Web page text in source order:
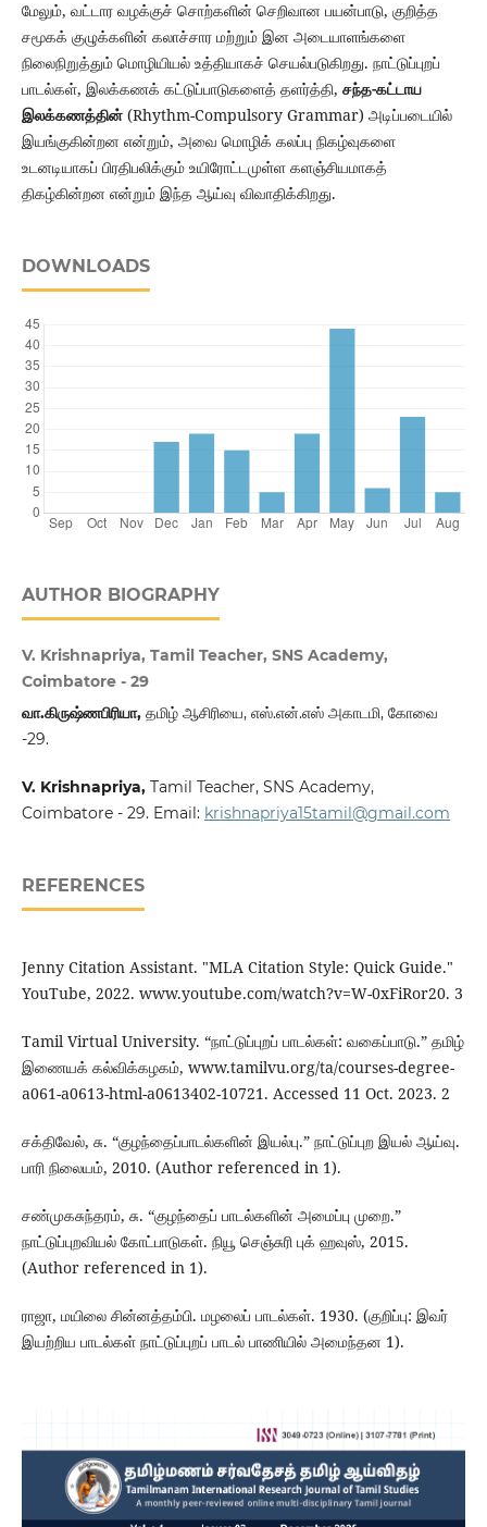
மேலும், வட்டார வழக்குச் சொற்களின் செறிவான பயன்பாடு, குறித்த
சமூகக் குழுக்களின் கலாச்சார மற்றும் இன அடையாளங்களை
நிலைநிறுத்தும் மொழியியல் உத்தியாகச் செயல்படுகிறது. நாட்டுப்புறப்
பாடல்கள், இலக்கணக் கட்டுப்பாடுகளைத் தளர்த்தி, சந்த-கட்டாய
இலக்கணத்தின்(Rhythm-Compulsory Grammar) அடிப்படையில்
இயங்குகின்றன என்றும், அவை மொழிக் கலப்பு நிகழ்வுகளை
உடனடியாகப் பிரதிபலிக்கும் உயிரோட்டமுள்ள களஞ்சியமாகத்
திகழ்கின்றன என்றும் இந்த ஆய்வு விவாதிக்கிறது.
DOWNLOADS
AUTHOR BIOGRAPHY
V. Krishnapriya, Tamil Teacher, SNS Academy,
Coimbatore - 29
வா.கிருஷ்ணபிரியா, தமிழ் ஆசிரியை, எஸ்.என்.எஸ் அகாடமி, கோவை
-29.
V. Krishnapriya, Tamil Teacher, SNS Academy,
Coimbatore - 29. Email: krishnapriya15tamil@gmail.com
REFERENCES
Jenny Citation Assistant. "MLA Citation Style: Quick Guide."
YouTube, 2022. www.youtube.com/watch?v=W-0xFiRor20. 3
Tamil Virtual University. “நாட்டுப்புறப் பாடல்கள்: வகைப்பாடு.” தமிழ்
இணையக் கல்விக்கழகம், www.tamilvu.org/ta/courses-degree-
a061-a0613-html-a0613402-10721. Accessed 11 Oct. 2023. 2
சக்திவேல், சு. “குழந்தைப்பாடல்களின் இயல்பு.” நாட்டுப்புற இயல் ஆய்வு.
பாரி நிலையம், 2010. (Author referenced in 1).
சண்முகசுந்தரம், சு. “குழந்தைப் பாடல்களின் அமைப்பு முறை.”
நாட்டுப்புறவியல் கோட்பாடுகள். நியூ செஞ்சுரி புக் ஹவுஸ், 2015.
(Author referenced in 1).
ராஜா, மயிலை சின்னத்தம்பி. மழலைப் பாடல்கள். 1930. (குறிப்பு: இவர்
இயற்றிய பாடல்கள் நாட்டுப்புறப் பாடல் பாணியில் அமைந்தன 1).